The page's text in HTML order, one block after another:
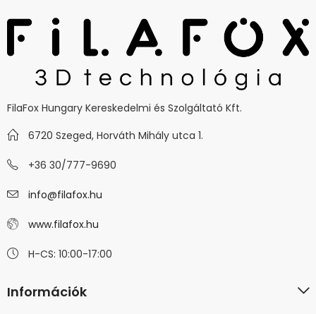
FilaFox Hungary Kereskedelmi és Szolgáltató Kft.
6720 Szeged, Horváth Mihály utca 1.
+36 30/777-9690
info@filafox.hu
www.filafox.hu
H-CS: 10:00-17:00
Információk